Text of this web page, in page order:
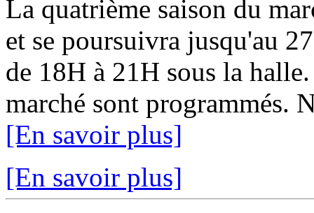
La quatrième saison du
et se poursuivra jusqu'au
de 18H à 21H sous la
marché sont programmés.
[En savoir plus]
[En savoir plus]